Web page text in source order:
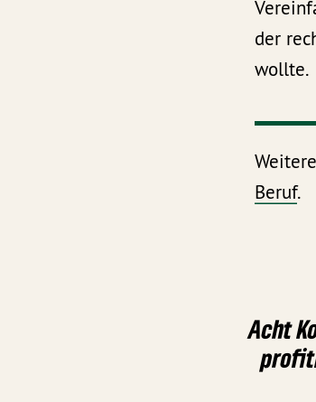
der
wollte.
Beruf.
Acht